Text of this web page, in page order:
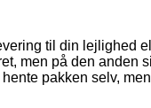
til din lejlighed
men på den anden
pakken selv,